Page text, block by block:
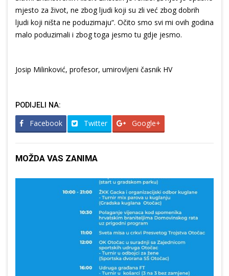
mjesto za život, ne zbog ljudi koji su zli već zbog dobrih
ljudi koji ništa ne poduzimaju“. Očito smo svi mi ovih godina
malo poduzimali i zbog toga jesmo tu gdje jesmo.
Josip Milinković, profesor, umirovljeni časnik HV
PODIJELI NA:
Facebook Twitter Google+
MOŽDA VAS ZANIMA